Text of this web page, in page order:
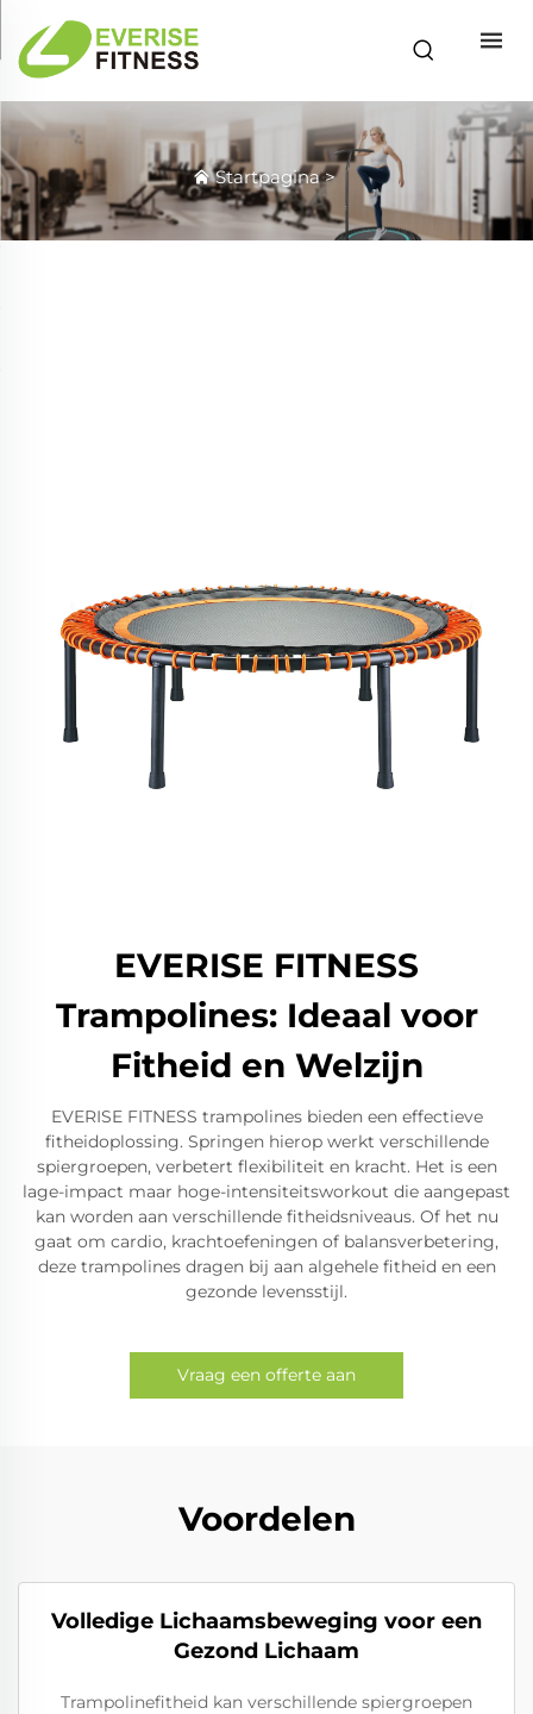
Startpagina>
EVERISE FITNESS
Trampolines: Ideaal voor
Fitheid en Welzijn
EVERISE FITNESS trampolines bieden een effectieve
fitheidoplossing. Springen hierop werkt verschillende
spiergroepen, verbetert flexibiliteit en kracht. Het is een
lage-impact maar hoge-intensiteitsworkout die aangepast
kan worden aan verschillende fitheidsniveaus. Of het nu
gaat om cardio, krachtoefeningen of balansverbetering,
deze trampolines dragen bij aan algehele fitheid en een
gezonde levensstijl.
Vraag een offerte aan
Voordelen
Volledige Lichaamsbeweging voor een
Gezond Lichaam
Trampolinefitheid kan verschillende spiergroepen